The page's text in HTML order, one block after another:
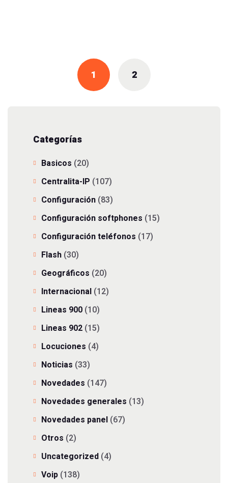
navigation
1 2
Categorías
Basicos (20)
Centralita-IP (107)
Configuración (83)
Configuración softphones (15)
Configuración teléfonos (17)
Flash (30)
Geográficos (20)
Internacional (12)
Lineas 900 (10)
Lineas 902 (15)
Locuciones (4)
Noticias (33)
Novedades (147)
Novedades generales (13)
Novedades panel (67)
Otros (2)
Uncategorized (4)
Voip (138)